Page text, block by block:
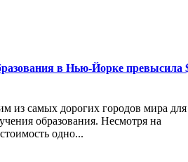
в Нью-Йорке превысила
из самых дорогих городов мира для
образования. Несмотря на
одно...